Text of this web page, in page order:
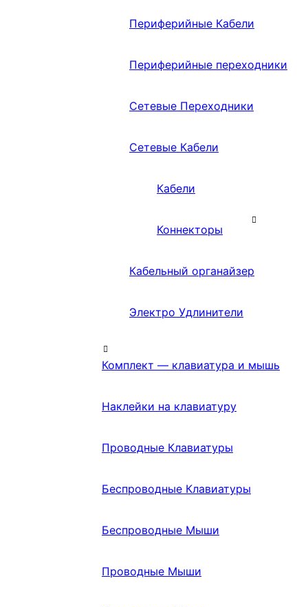
Периферийные Кабели
Периферийные переходники
Сетевые Переходники
Сетевые Кабели
Кабели
Коннекторы
Кабельный органайзер
Электро Удлинители
Комплект — клавиатура и мышь
Наклейки на клавиатуру
Проводные Клавиатуры
Беспроводные Клавиатуры
Беспроводные Мыши
Проводные Мыши